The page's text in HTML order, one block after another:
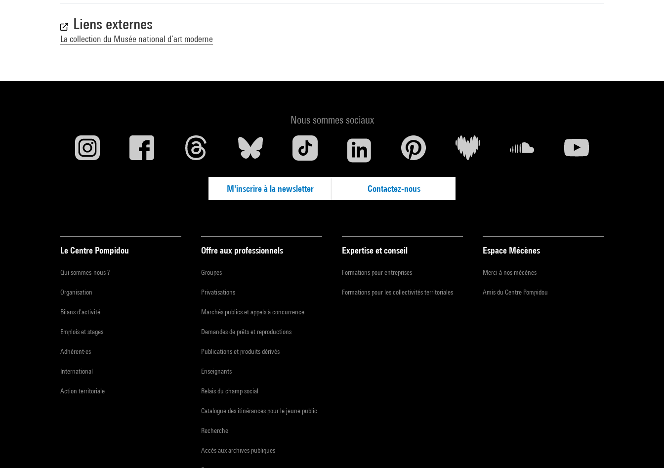
Liens externes
La collection du Musée national d’art moderne
Nous sommes sociaux
M'inscrire à la newsletter Contactez-nous
Le Centre Pompidou
Qui sommes-nous ?
Organisation
Bilans d'activité
Emplois et stages
Adhérent·es
International
Action territoriale
Offre aux professionnels
Groupes
Privatisations
Marchés publics et appels à concurrence
Demandes de prêts et reproductions
Publications et produits dérivés
Enseignants
Relais du champ social
Catalogue des itinérances pour le jeune public
Recherche
Accès aux archives publiques
Expertise et conseil
Formations pour entreprises
Formations pour les collectivités territoriales
Espace Mécènes
Merci à nos mécènes
Amis du Centre Pompidou